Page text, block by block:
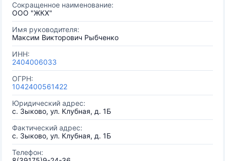
Сокращенное наименование:
ООО "ЖКХ"
Имя руководителя:
Максим Викторович Рыбченко
ИНН:
2404006033
ОГРН:
1042400561422
Юридический адрес:
с. Зыково, ул. Клубная, д. 1Б
Фактический адрес:
с. Зыково, ул. Клубная, д. 1Б
Телефон: